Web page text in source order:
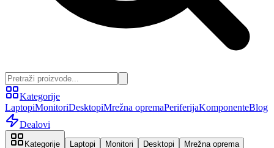
Kategorije
LaptopiMonitoriDesktopiMrežna opremaPeriferijaKomponenteBlog
Dealovi
Kategorije Laptopi Monitori Desktopi
Mrežna oprema